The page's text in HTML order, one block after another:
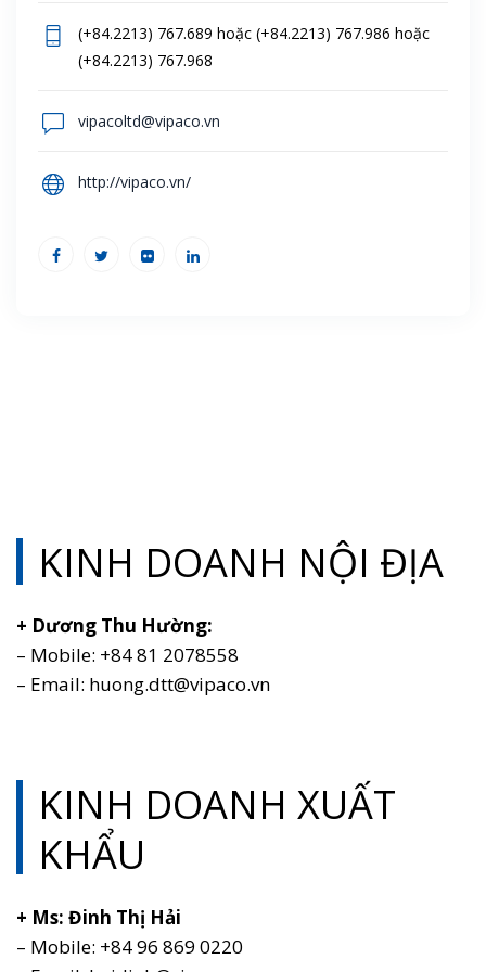
(+84.2213) 767.689 hoặc (+84.2213) 767.986 hoặc
(+84.2213) 767.968
vipacoltd@vipaco.vn
http://vipaco.vn/
KINH DOANH NỘI ĐỊA
+ Dương Thu Hường:
– Mobile: +84 81 2078558
– Email: huong.dtt@vipaco.vn
KINH DOANH XUẤT
KHẨU
+ Ms: Đinh Thị Hải
– Mobile: +84 96 869 0220